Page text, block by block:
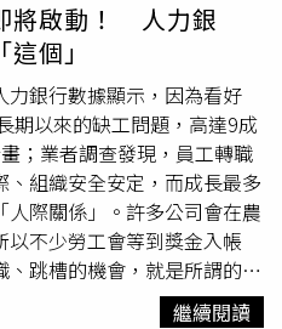
將啟動！ 人力銀
個」
力銀行數據顯示，因為看好
期以來的缺工問題，高達9成
；業者調查發現，員工轉職
組織安全安定，而成長最多
際關係」。許多公司會在農
不少勞工會等到獎金入帳
跳槽的機會，就是所謂的
網調查發現，有65.3%企業計畫
繼續閱讀